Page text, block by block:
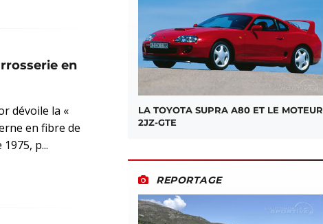
en
dévoile la «
en fibre de
p...
LA TOYOTA SUPRA A80 ET LE MOTEUR
2JZ-GTE
REPORTAGE